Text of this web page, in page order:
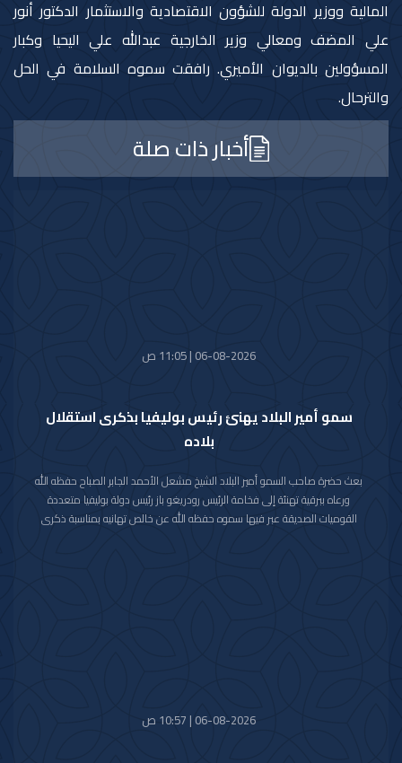
المالية ووزير الدولة للشؤون الاقتصادية والاستثمار الدكتور أنور
علي المضف ومعالي وزير الخارجية عبدالله علي اليحيا وكبار
المسؤولين بالديوان الأميري. رافقت سموه السلامة في الحل
والترحال.
أخبار ذات صلة
06-08-2026 | 11:05 ص
سمو أمير البلاد يهنئ رئيس بوليفيا بذكرى استقلال
بلاده
بعث حضرة صاحب السمو أمير البلاد الشيخ مشعل الأحمد الجابر الصباح حفظه الله
ورعاه ببرقية تهنئة إلى فخامة الرئيس رودريغو باز رئيس دولة بوليفيا متعددة
القوميات الصديقة عبر فيها سموه حفظه الله عن خالص تهانيه بمناسبة ذكرى
06-08-2026 | 10:57 ص